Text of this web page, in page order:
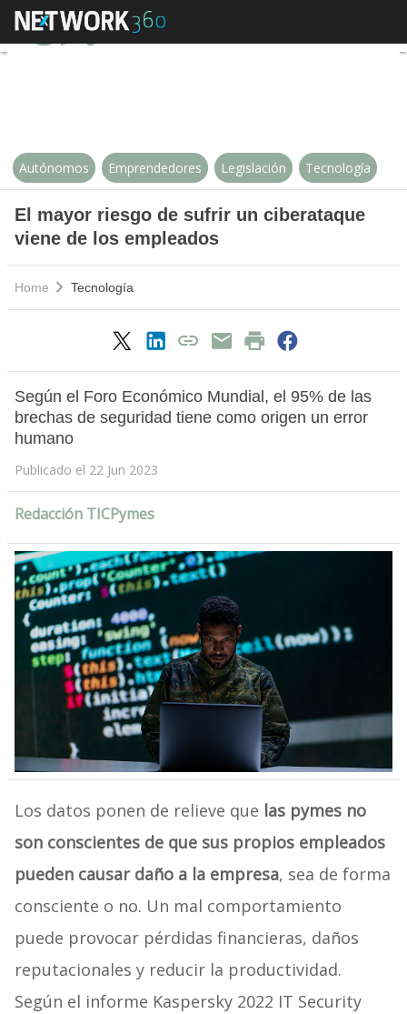
El mayor riesgo de sufrir un
Autónomos Emprendedores Legislación Tecnología
El mayor riesgo de sufrir un ciberataque
viene de los empleados
Home Tecnología
Según el Foro Económico Mundial, el 95% de las
brechas de seguridad tiene como origen un error
humano
Publicado el 22 Jun 2023
Redacción TICPymes
Los datos ponen de relieve que las pymes no
son conscientes de que sus propios empleados
pueden causar daño a la empresa, sea de forma
consciente o no. Un mal comportamiento
puede provocar pérdidas financieras, daños
reputacionales y reducir la productividad.
Según el informe Kaspersky 2022 IT Security